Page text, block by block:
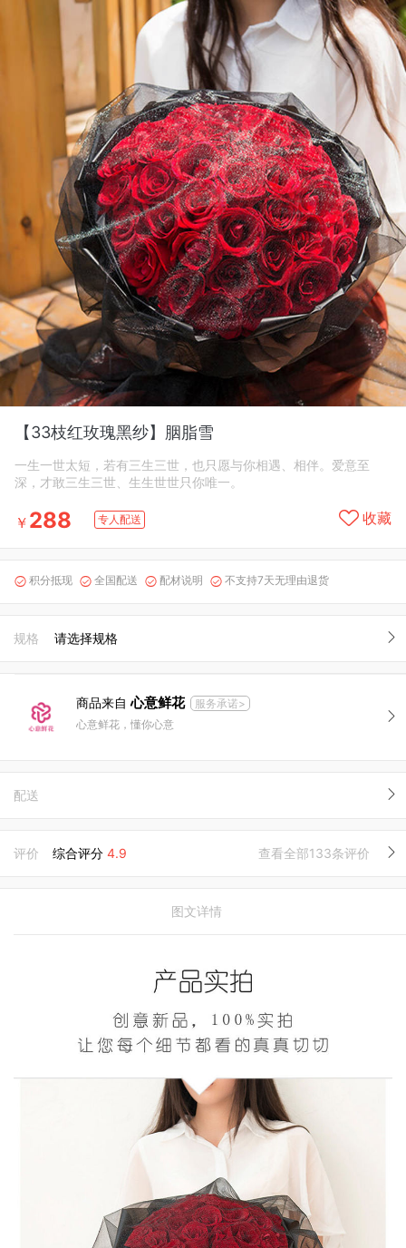
【33枝红玫瑰黑纱】胭脂雪
一生一世太短，若有三生三世，也只愿与你相遇、相伴。爱意至
深，才敢三生三世、生生世世只你唯一。
￥ 288 专人配送 收藏
 积分抵现  全国配送  配材说明  不支持7天无理由退货
规格 请选择规格
商品来自心意鲜花
服务承诺>
心意鲜花，懂你心意
配送
评价 综合评分 4.9 查看全部133条评价
图文详情